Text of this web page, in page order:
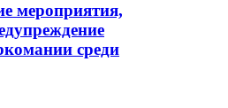
мероприятия,
среди